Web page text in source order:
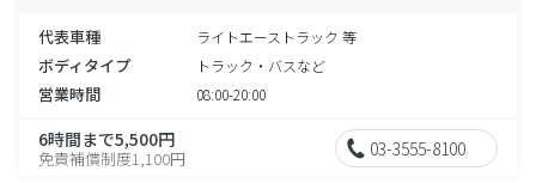
代表車種 ライトエーストラック 等
ボディタイプ トラック・バスなど
営業時間 08:00-20:00
6時間まで5,500円
免責補償制度1,100円 03-3555-8100